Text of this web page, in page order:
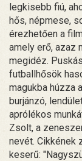
legkisebb fiú,
hős, népmese,
érezhetően a
amely erő, azaz
megidéz.
futballhősök
magukba húzza
burjánzó,
aprólékos
Zsolt, a
nevét. Cikkének
keserű: